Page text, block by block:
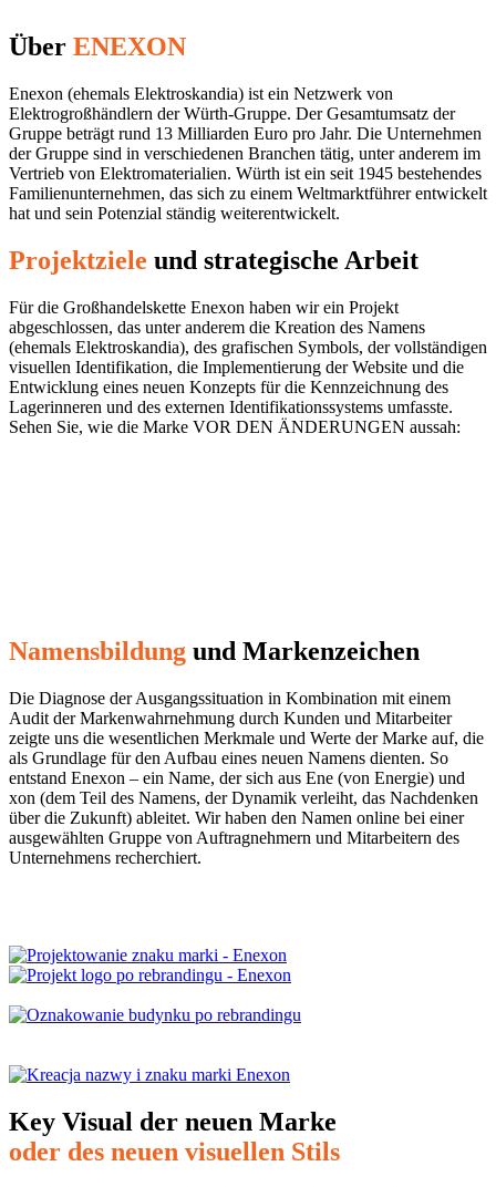
Über ENEXON
Enexon (ehemals Elektroskandia) ist ein Netzwerk von
Elektrogroßhändlern der Würth-Gruppe. Der Gesamtumsatz der
Gruppe beträgt rund 13 Milliarden Euro pro Jahr. Die Unternehmen
der Gruppe sind in verschiedenen Branchen tätig, unter anderem im
Vertrieb von Elektromaterialien. Würth ist ein seit 1945 bestehendes
Familienunternehmen, das sich zu einem Weltmarktführer entwickelt
hat und sein Potenzial ständig weiterentwickelt.
Projektziele und strategische Arbeit
Für die Großhandelskette Enexon haben wir ein Projekt
abgeschlossen, das unter anderem die Kreation des Namens
(ehemals Elektroskandia), des grafischen Symbols, der vollständigen
visuellen Identifikation, die Implementierung der Website und die
Entwicklung eines neuen Konzepts für die Kennzeichnung des
Lagerinneren und des externen Identifikationssystems umfasste.
Sehen Sie, wie die Marke VOR DEN ÄNDERUNGEN aussah:
Namensbildung und Markenzeichen
Die Diagnose der Ausgangssituation in Kombination mit einem
Audit der Markenwahrnehmung durch Kunden und Mitarbeiter
zeigte uns die wesentlichen Merkmale und Werte der Marke auf, die
als Grundlage für den Aufbau eines neuen Namens dienten. So
entstand Enexon – ein Name, der sich aus Ene (von Energie) und
xon (dem Teil des Namens, der Dynamik verleiht, das Nachdenken
über die Zukunft) ableitet. Wir haben den Namen online bei einer
ausgewählten Gruppe von Auftragnehmern und Mitarbeitern des
Unternehmens recherchiert.
Key Visual der neuen Marke
oder des neuen visuellen Stils